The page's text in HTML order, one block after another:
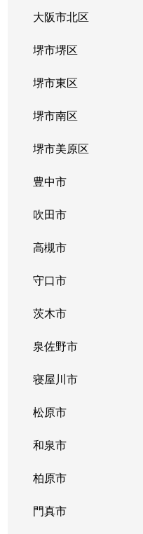
大阪市北区
堺市堺区
堺市東区
堺市南区
堺市美原区
豊中市
吹田市
高槻市
守口市
茨木市
泉佐野市
寝屋川市
松原市
和泉市
柏原市
門真市